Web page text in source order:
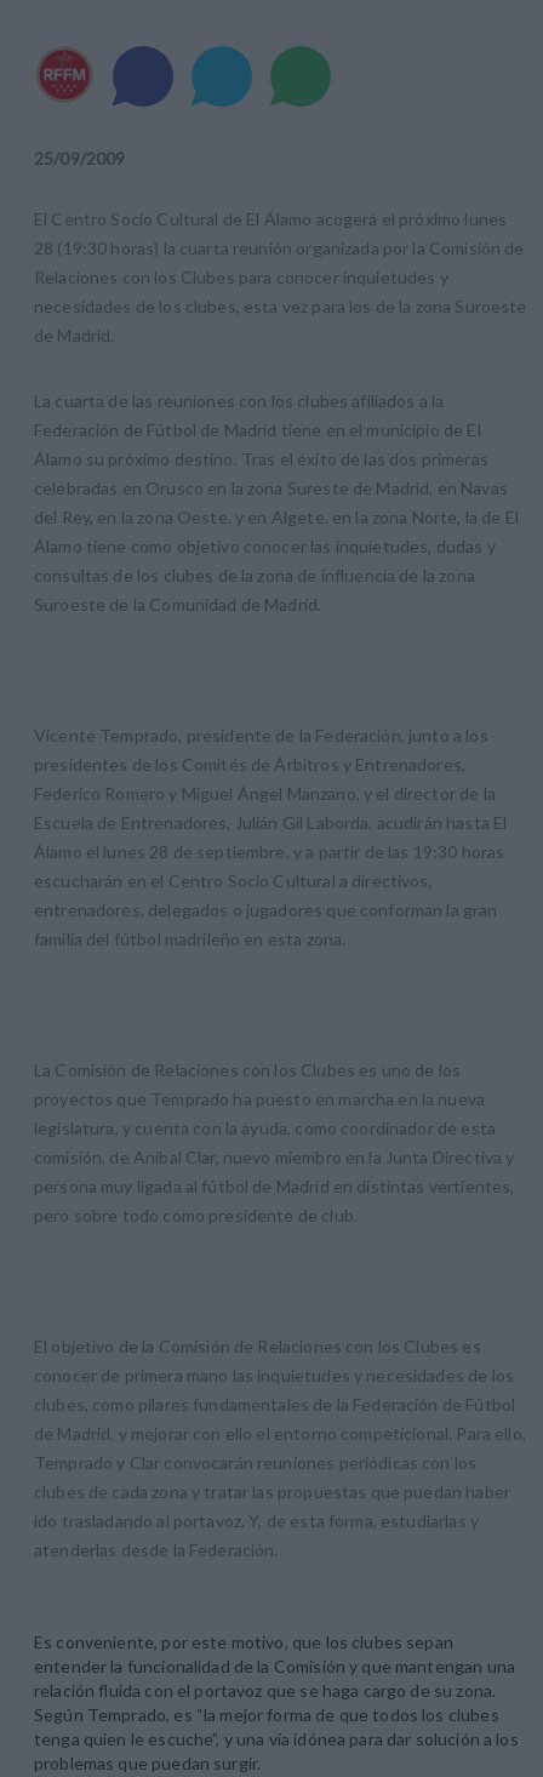
25/09/2009
El Centro Socio Cultural de El Álamo acogerá el próximo lunes
28 (19:30 horas) la cuarta reunión organizada por la Comisión de
Relaciones con los Clubes para conocer inquietudes y
necesidades de los clubes, esta vez para los de la zona Suroeste
de Madrid.
La cuarta de las reuniones con los clubes afiliados a la
Federación de Fútbol de Madrid tiene en el municipio de El
Álamo su próximo destino. Tras el éxito de las dos primeras
celebradas en Orusco en la zona Sureste de Madrid, en Navas
del Rey, en la zona Oeste, y en Algete, en la zona Norte, la de El
Álamo tiene como objetivo conocer las inquietudes, dudas y
consultas de los clubes de la zona de influencia de la zona
Suroeste de la Comunidad de Madrid.
Vicente Temprado, presidente de la Federación, junto a los
presidentes de los Comités de Árbitros y Entrenadores,
Federico Romero y Miguel Ángel Manzano, y el director de la
Escuela de Entrenadores, Julián Gil Laborda, acudirán hasta El
Álamo el lunes 28 de septiembre, y a partir de las 19:30 horas
escucharán en el Centro Socio Cultural a directivos,
entrenadores, delegados o jugadores que conforman la gran
familia del fútbol madrileño en esta zona.
La Comisión de Relaciones con los Clubes es uno de los
proyectos que Temprado ha puesto en marcha en la nueva
legislatura, y cuenta con la ayuda, como coordinador de esta
comisión, de Anibal Clar, nuevo miembro en la Junta Directiva y
persona muy ligada al fútbol de Madrid en distintas vertientes,
pero sobre todo como presidente de club.
El objetivo de la Comisión de Relaciones con los Clubes es
conocer de primera mano las inquietudes y necesidades de los
clubes, como pilares fundamentales de la Federación de Fútbol
de Madrid, y mejorar con ello el entorno competicional. Para ello,
Temprado y Clar convocarán reuniones periódicas con los
clubes de cada zona y tratar las propuestas que puedan haber
ido trasladando al portavoz. Y, de esta forma, estudiarlas y
atenderlas desde la Federación.
Es conveniente, por este motivo, que los clubes sepan
entender la funcionalidad de la Comisión y que mantengan una
relación fluida con el portavoz que se haga cargo de su zona.
Según Temprado, es “la mejor forma de que todos los clubes
tenga quien le escuche”, y una vía idónea para dar solución a los
problemas que puedan surgir.